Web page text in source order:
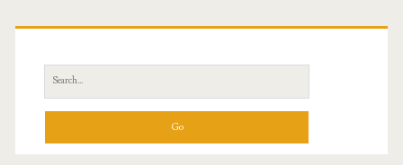
Primary
Sidebar
Search
for: